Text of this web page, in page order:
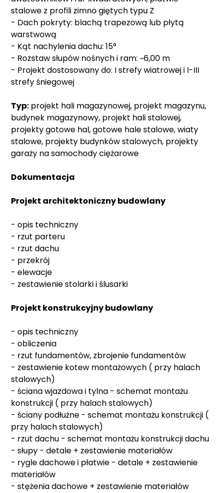
stalowe z profili zimno giętych typu Z
- Dach pokryty: blachą trapezową lub płytą
warstwową
- Kąt nachylenia dachu: 15°
- Rozstaw słupów nośnych i ram: ~6,00 m
- Projekt dostosowany do: I strefy wiatrowej i I-III
strefy śniegowej
Typ: projekt hali magazynowej, projekt magazynu,
budynek magazynowy, projekt hali stalowej,
projekty gotowe hal, gotowe hale stalowe, wiaty
stalowe, projekty budynków stalowych, projekty
garaży na samochody ciężarowe
Dokumentacja
Projekt architektoniczny budowlany
- opis techniczny
- rzut parteru
- rzut dachu
- przekrój
- elewacje
- zestawienie stolarki i ślusarki
Projekt konstrukcyjny budowlany
- opis techniczny
- obliczenia
- rzut fundamentów, zbrojenie fundamentów
- zestawienie kotew montażowych ( przy halach
stalowych)
- ściana wjazdowa i tylna - schemat montażu
konstrukcji ( przy halach stalowych)
- ściany podłużne - schemat montażu konstrukcji (
przy halach stalowych)
- rzut dachu - schemat montażu konstrukcji dachu
- słupy - detale + zestawienie materiałów
- rygle dachowe i płatwie - detale + zestawienie
materiałów
- stężenia dachowe + zestawienie materiałów